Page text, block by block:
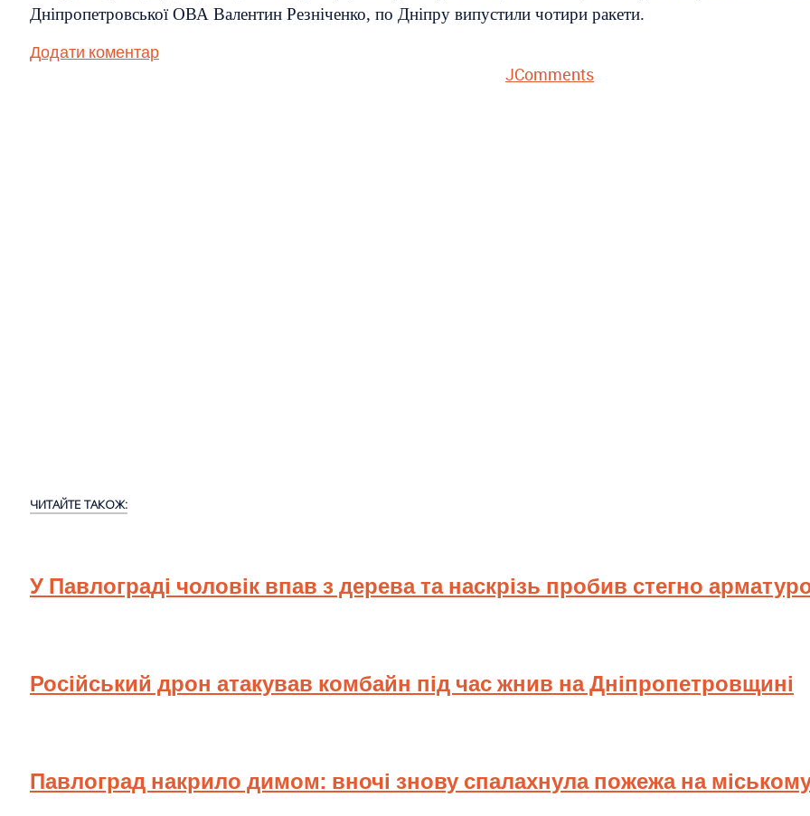
Дніпропетровської ОВА Валентин Резніченко, по Дніпру випустили чотири ракети.
Додати коментар
JComments
ЧИТАЙТЕ ТАКОЖ:
У Павлограді чоловік впав з дерева та наскрізь пробив стегно
Російський дрон атакував комбайн під час жнив на Дніпропетровщині
Павлоград накрило димом: вночі знову спалахнула пожежа на